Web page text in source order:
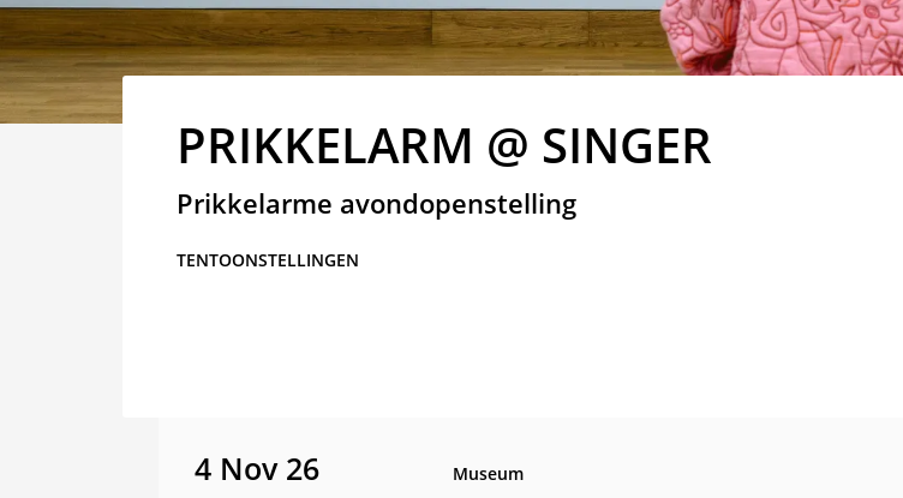
PRIKKELARM @ SINGER
Prikkelarme avondopenstelling
TENTOONSTELLINGEN
4 Nov 26 Museum